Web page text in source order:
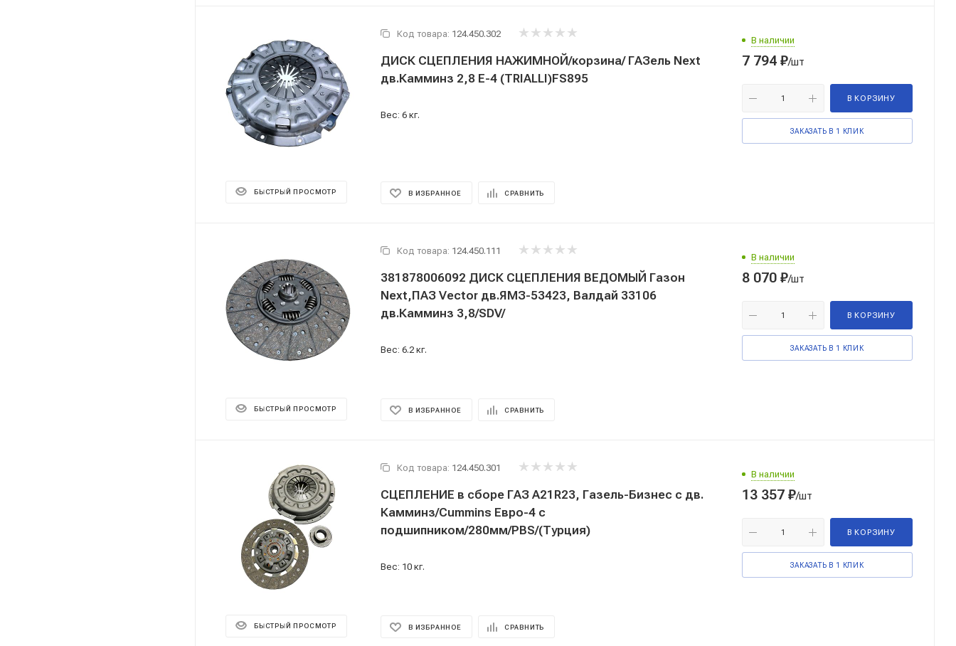
БЫСТРЫЙ ПРОСМОТР
Код товара: 124.450.302
ДИСК СЦЕПЛЕНИЯ НАЖИМНОЙ/корзина/ ГАЗель Next
дв.Камминз 2,8 Е-4 (TRIALLI)FS895
Вес: 6 кг.
В ИЗБРАННОЕ СРАВНИТЬ
В наличии
7 794 ₽/шт
В КОРЗИНУ
ЗАКАЗАТЬ В 1 КЛИК
БЫСТРЫЙ ПРОСМОТР
Код товара: 124.450.111
381878006092 ДИСК СЦЕПЛЕНИЯ ВЕДОМЫЙ Газон
Next,ПАЗ Vector дв.ЯМЗ-53423, Валдай 33106
дв.Камминз 3,8/SDV/
Вес: 6.2 кг.
В ИЗБРАННОЕ СРАВНИТЬ
В наличии
8 070 ₽/шт
В КОРЗИНУ
ЗАКАЗАТЬ В 1 КЛИК
БЫСТРЫЙ ПРОСМОТР
Код товара: 124.450.301
СЦЕПЛЕНИЕ в сборе ГАЗ А21R23, Газель-Бизнес с дв.
Камминз/Cummins Евро-4 с
подшипником/280мм/PBS/(Турция)
Вес: 10 кг.
В ИЗБРАННОЕ СРАВНИТЬ
В наличии
13 357 ₽/шт
В КОРЗИНУ
ЗАКАЗАТЬ В 1 КЛИК